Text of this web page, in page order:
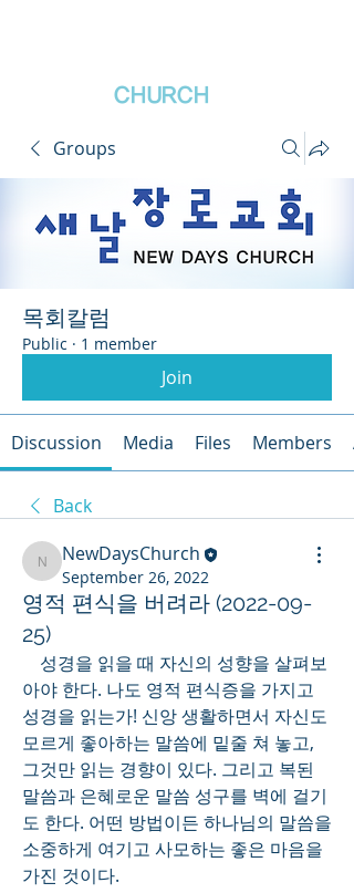
CHURCH
Groups
목회칼럼
Public · 1 member
Join
Discussion Media Files Members
Back
NewDaysChurch
NewDaysChurch
September 26, 2022
영적 편식을 버려라 (2022-09-
25)
아야 한다. 나도 영적 편식증을 가지고
성경을 읽는가! 신앙 생활하면서 자신도
모르게 좋아하는 말씀에 밑줄 쳐 놓고,
그것만 읽는 경향이 있다. 그리고 복된
말씀과 은혜로운 말씀 성구를 벽에 걸기
도 한다. 어떤 방법이든 하나님의 말씀을
소중하게 여기고 사모하는 좋은 마음을
가진 것이다.